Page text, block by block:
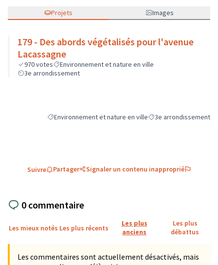
Projets Images
179 - Des abords végétalisés pour l'avenue
Lacassagne
970votes
Environnement et nature en ville
3e arrondissement
Filtrer les résultats de la catégorie : Environnement et
Environnement et nature en villeFiltrer les résultats
3e arrondissement
Suivre Partager Signaler un contenu inapproprié
0 commentaire
Les mieux notés Les plus récents
Les plus
anciens
Les plus
débattus
Les commentaires sont actuellement désactivés, mais